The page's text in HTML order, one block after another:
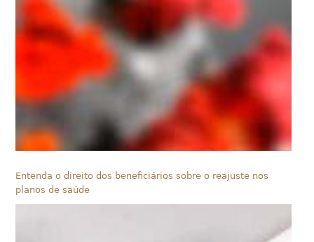
Entenda o direito dos beneficiários sobre o reajuste nos
planos de saúde